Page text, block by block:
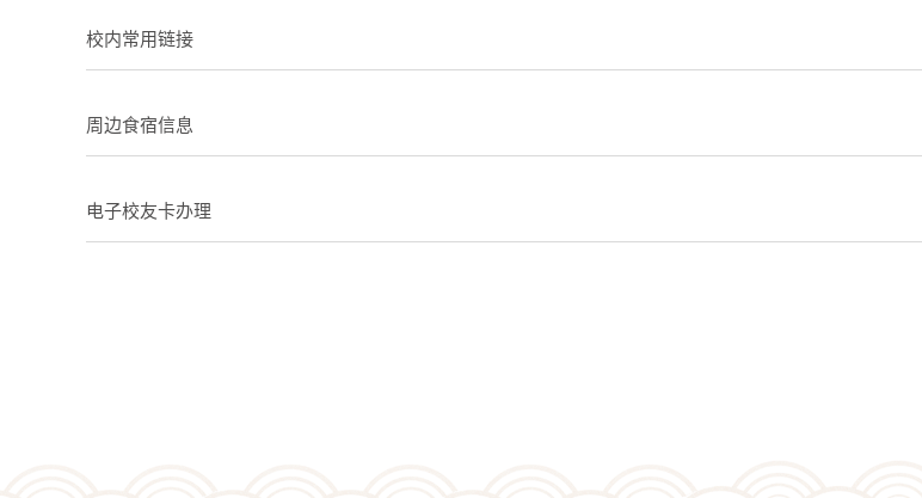
校内常用链接
周边食宿信息
电子校友卡办理